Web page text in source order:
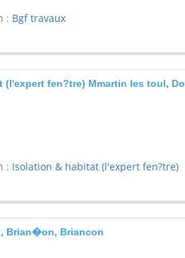
: Bgf travaux
(l'expert fen?tre) Mmartin les toul,
: Isolation & habitat (l'expert fen?tre)
Brian�on, Briancon